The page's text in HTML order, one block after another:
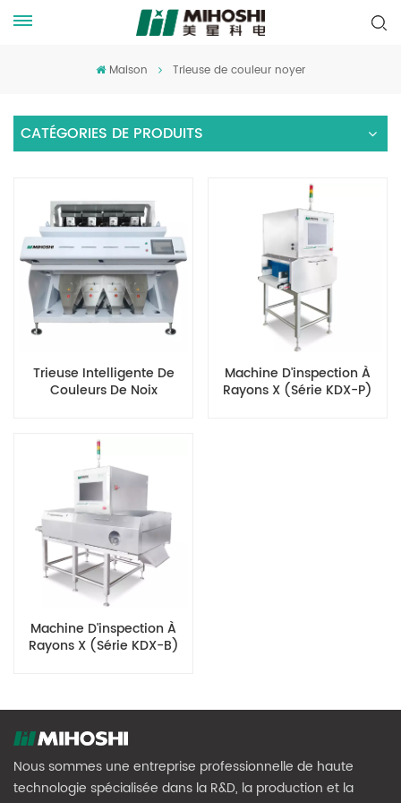
Maison Trieuse de couleur noyer
CATÉGORIES DE PRODUITS
Trieuse Intelligente De
Couleurs De Noix
Machine D'inspection À
Rayons X (série KDX-P)
Machine D'inspection À
Rayons X (série KDX-B)
Nous sommes une entreprise professionnelle de haute
technologie spécialisée dans la R&D, la production et la